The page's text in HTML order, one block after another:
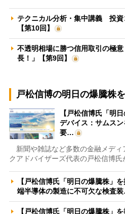
テクニカル分析・集中講義 投資
【第10回】
不透明相場に勝つ信用取引の極
長！」【第9回】
戸松信博の明日の爆騰株
【戸松信博氏「明
デバイス：サムス
要…
新聞や雑誌など多数の金融メディ
クアドバイザーズ代表の戸松信博氏
【戸松信博氏「明日の爆騰株」
端半導体の製造に不可欠な検査
【戸松信博氏「明日の爆騰株」